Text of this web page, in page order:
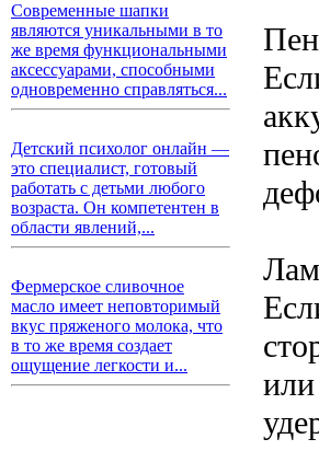
Современные шапки
являются уникальными в то
же время функциональными
аксессуарами, способными
одновременно справляться...
Детский психолог онлайн —
это специалист, готовый
работать с детьми любого
возраста. Он компетентен в
области явлений,...
Фермерское сливочное
масло имеет неповторимый
вкус пряженого молока, что
в то же время создает
ощущение легкости и...